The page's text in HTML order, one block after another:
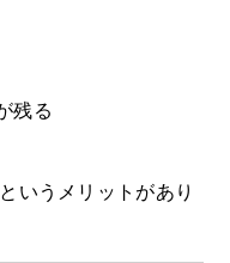
残る
いうメリットがあり